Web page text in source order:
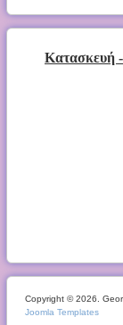
Κατασκευή -
Copyright © 2026.
Joomla Templates